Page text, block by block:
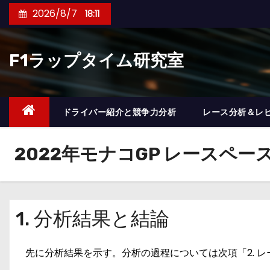
ン
ツ
キ
2026/8/7 18:11
F1ラップタイム研究室
ドライバー紹介と競争力分析 レース分析＆レ
2022年モナコGP レースペー
1. 分析結果と結論
先に分析結果を示す。分析の過程については次項「2. レ